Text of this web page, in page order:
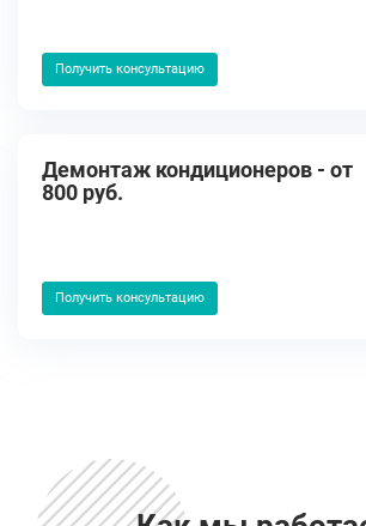
Получить консультацию
Демонтаж кондиционеров - от
800 руб.
Получить консультацию